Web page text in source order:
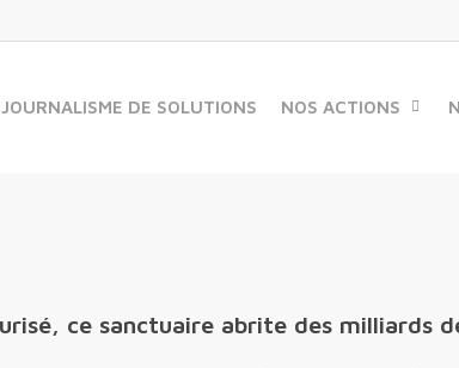
DE SOLUTIONS NOS ACTIONS
ce sanctuaire abrite des milliards